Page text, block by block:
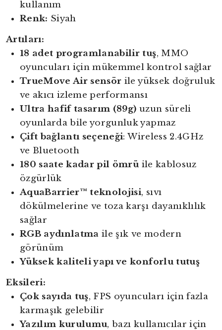
kullanım
Renk: Siyah
Artıları:
18 adet programlanabilir tuş, MMO
oyuncuları için mükemmel kontrol sağlar
TrueMove Air sensör ile yüksek doğruluk
ve akıcı izleme performansı
Ultra hafif tasarım (89g) uzun süreli
oyunlarda bile yorgunluk yapmaz
Çift bağlantı seçeneği: Wireless 2.4GHz
ve Bluetooth
180 saate kadar pil ömrüile kablosuz
özgürlük
AquaBarrier™ teknolojisi, sıvı
dökülmelerine ve toza karşı dayanıklılık
sağlar
RGB aydınlatma ile şık ve modern
görünüm
Yüksek kaliteli yapı ve konforlu tutuş
Eksileri:
Çok sayıda tuş, FPS oyuncuları için fazla
karmaşık gelebilir
Yazılım kurulumu, bazı kullanıcılar için